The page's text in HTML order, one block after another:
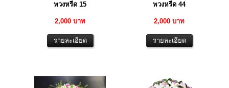
พวงหรีด 15
2,000 บาท
พวงหรีด 44
2,000 บาท